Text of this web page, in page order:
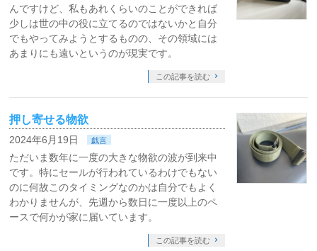
んですけど、私もあれくらいのことができれば
少しは世の中の役に立てるのではないかと自分
でもやってみようとするものの、その領域には
あまりにも遠いというのが現実です。
この記事を読む
押し寄せる物欲
2024年6月19日 戯言
ただいま数年に一度の大きな物欲の波が到来中
です。特にセールが行われているわけでもない
のに何故このタイミングなのかは自分でもよく
わかりませんが、先週から数日に一度以上のペ
ースで何かが家に届いています。
この記事を読む